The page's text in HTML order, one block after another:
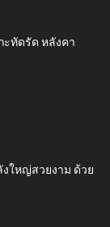
ะทัดรัด หลังคา
ใหญ่สวยงาม ด้วย